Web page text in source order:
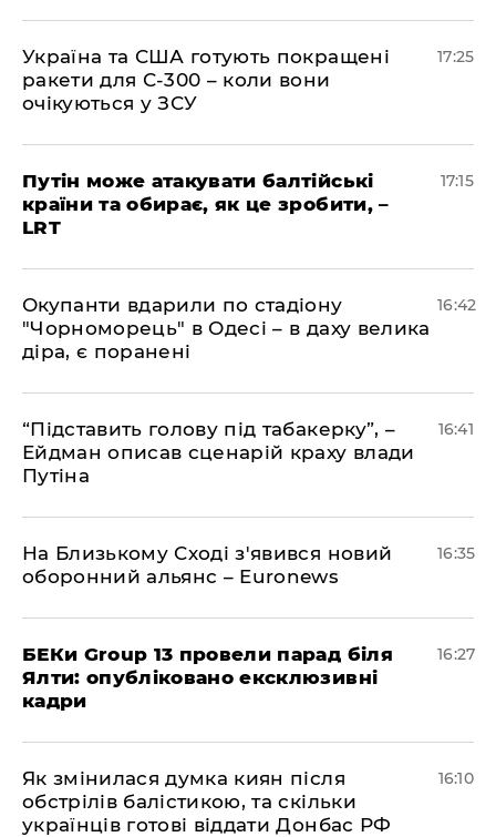
​Україна та США готують покращені
ракети для С-300 – коли вони
очікуються у ЗСУ
17:25
​Путін може атакувати балтійські
країни та обирає, як це зробити, –
LRT
17:15
​Окупанти вдарили по стадіону
"Чорноморець" в Одесі – в даху велика
діра, є поранені
16:42
​“Підставить голову під табакерку”, –
Ейдман описав сценарій краху влади
Путіна
16:41
На Близькому Сході з'явився новий
оборонний альянс – Euronews
16:35
БЕКи Group 13 провели парад біля
Ялти: опубліковано ексклюзивні
кадри
16:27
Як змінилася думка киян після
обстрілів балістикою, та скільки
українців готові віддати Донбас РФ
16:10